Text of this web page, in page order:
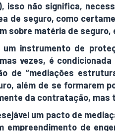
isso não significa,
de seguro, como
sobre matéria de
um instrumento de
vezes, é
de “mediações
além de se formarem
da contratação, mas
um pacto de
empreendimento de